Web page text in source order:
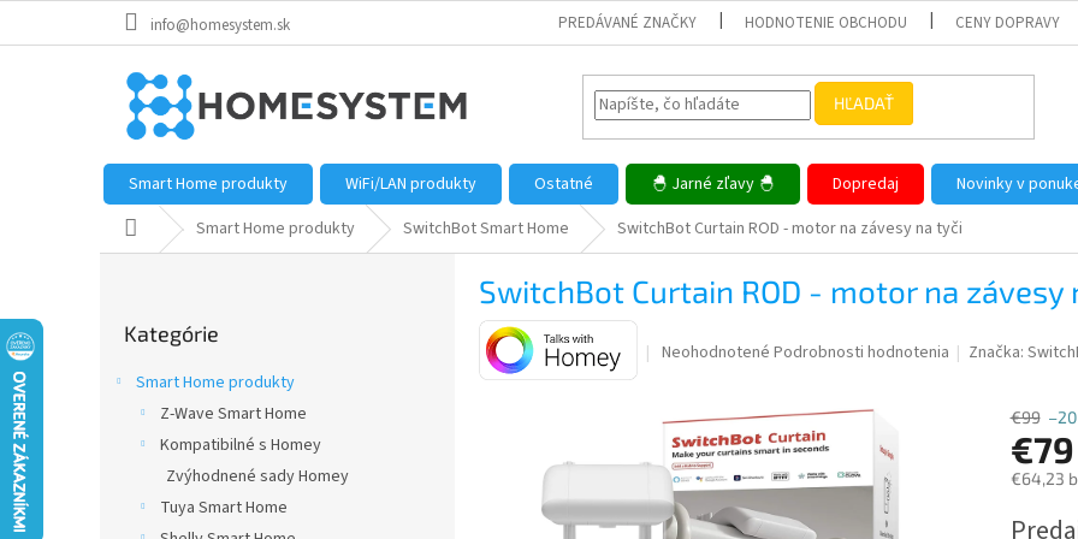
info@homesystem.sk PREDÁVANÉ ZNAČKY HODNOTENIE OBCHODU CENY DOPRAVY
HĽADAŤ
Smart Home produkty WiFi/LAN produkty Ostatné 🐣 Jarné zľavy 🐣 Dopredaj Novinky v
DomovSmart Home produkty SwitchBot Smart Home SwitchBot Curtain ROD - motor na závesy na tyči
kategórie
Kategórie
Smart Home produkty
Z-Wave Smart Home
Kompatibilné s Homey
Zvýhodnené sady Homey
Tuya Smart Home
SwitchBot Curtain ROD - motor na závesy
Priemerné
je
0,0
z
hviezdičiek.
Neohodnotené Podrobnosti hodnotenia Značka:
€99
€79
€64,23